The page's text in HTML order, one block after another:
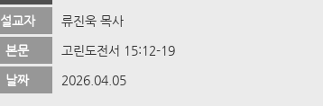
설교자 류진욱 목사
본문 고린도전서 15:12-19
날짜 2026.04.05